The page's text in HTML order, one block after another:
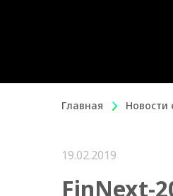
Главная Новости
19.02.2019
FinNext-